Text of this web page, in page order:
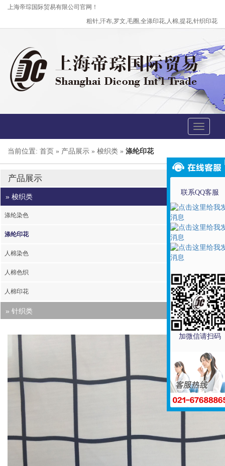
上海帝琮国际贸易有限公司官网！
粗针,汗布,罗文,毛圈,全涤印花,人棉,提花,针织印花
Toggle
当前位置: 首页 » 产品展示 » 梭织类 » 涤纶印花
产品展示
» 梭织类
涤纶染色
涤纶印花
人棉染色
人棉色织
人棉印花
» 针织类
针织粗针
针织罗纹类
针织印花类
联系QQ客服
加微信请扫码